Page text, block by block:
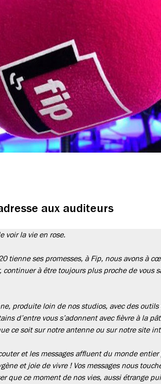
aux auditeurs
voir la vie en rose.
tienne ses promesses, à Fip, nous avons à
à être toujours plus proche de vous
produite loin de nos studios, avec des outils
d’entre vous s’adonnent avec fièvre à la
ce soit sur notre antenne ou sur notre site
et les messages affluent du monde
et joie de vivre ! Vos messages nous
que ce moment de nos vies, aussi étrange